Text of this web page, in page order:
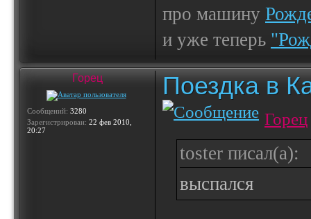
про машину
и уже теперь
Горец
Сообщений: 3280
Зарегистрирован: 22 фев 2010,
20:27
Поездка в
Горец
toster писал(а):
выспался